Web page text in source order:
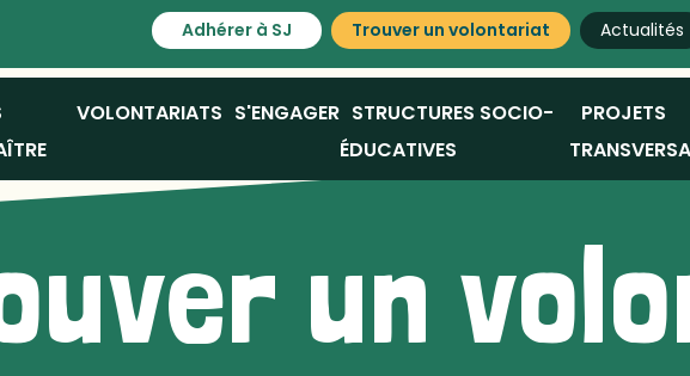
Adhérer à SJ Trouver un volontariat Actualités
VOLONTARIATS S'ENGAGER STRUCTURES SOCIO-
ÉDUCATIVES
PROJETS
un